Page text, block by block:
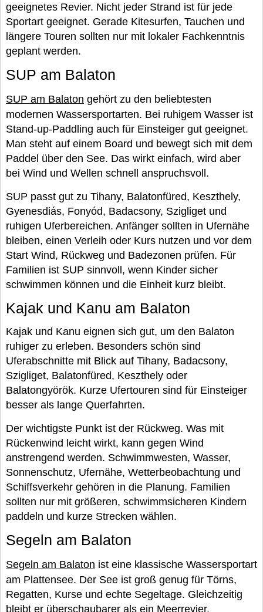
geeignetes Revier. Nicht jeder Strand ist für jede
Sportart geeignet. Gerade Kitesurfen, Tauchen und
längere Touren sollten nur mit lokaler Fachkenntnis
geplant werden.
SUP am Balaton
SUP am Balaton gehört zu den beliebtesten
modernen Wassersportarten. Bei ruhigem Wasser ist
Stand-up-Paddling auch für Einsteiger gut geeignet.
Man steht auf einem Board und bewegt sich mit dem
Paddel über den See. Das wirkt einfach, wird aber
bei Wind und Wellen schnell anspruchsvoll.
SUP passt gut zu Tihany, Balatonfüred, Keszthely,
Gyenesdiás, Fonyód, Badacsony, Szigliget und
ruhigen Uferbereichen. Anfänger sollten in Ufernähe
bleiben, einen Verleih oder Kurs nutzen und vor dem
Start Wind, Rückweg und Badezonen prüfen. Für
Familien ist SUP sinnvoll, wenn Kinder sicher
schwimmen können und die Einheit kurz bleibt.
Kajak und Kanu am Balaton
Kajak und Kanu eignen sich gut, um den Balaton
ruhiger zu erleben. Besonders schön sind
Uferabschnitte mit Blick auf Tihany, Badacsony,
Szigliget, Balatonfüred, Keszthely oder
Balatongyörök. Kurze Ufertouren sind für Einsteiger
besser als lange Querfahrten.
Der wichtigste Punkt ist der Rückweg. Was mit
Rückenwind leicht wirkt, kann gegen Wind
anstrengend werden. Schwimmwesten, Wasser,
Sonnenschutz, Ufernähe, Wetterbeobachtung und
Schiffsverkehr gehören in die Planung. Familien
sollten nur mit größeren, schwimmsicheren Kindern
paddeln und kurze Strecken wählen.
Segeln am Balaton
Segeln am Balaton ist eine klassische Wassersportart
am Plattensee. Der See ist groß genug für Törns,
Regatten, Kurse und echte Segeltage. Gleichzeitig
bleibt er überschaubarer als ein Meerrevier.